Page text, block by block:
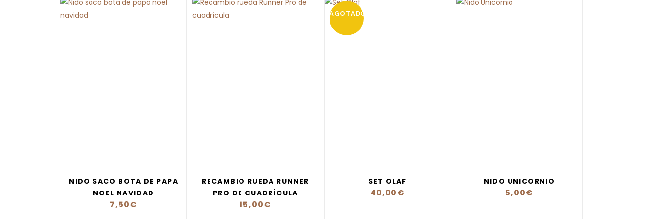
NIDO SACO BOTA DE PAPA
NOEL NAVIDAD
7,50€
RECAMBIO RUEDA RUNNER
PRO DE CUADRÍCULA
15,00€
AGOTADO
SET OLAF
40,00€
NIDO UNICORNIO
5,00€